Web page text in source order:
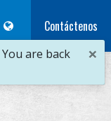
Contáctenos
×
are back